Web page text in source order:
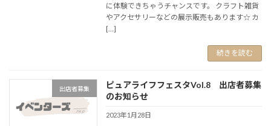
に体験できちゃうチャンスです。 クラフト雑貨
やアクセサリーなどの展示販売もあります☆ カ
[…]
続きを読む
出店者募集
ピュアライフフェスタVol.8 出店者募集
のお知らせ
2023年1月28日